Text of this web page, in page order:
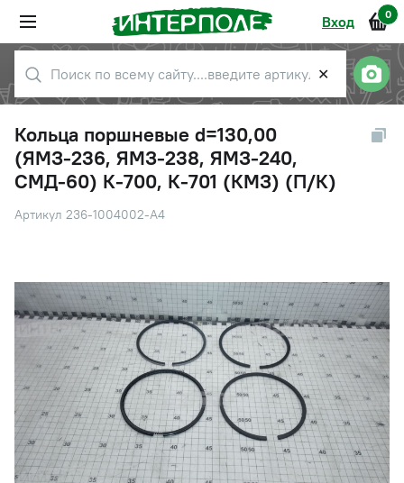
Вход 0
✕
Кольца поршневые d=130,00
(ЯМЗ-236, ЯМЗ-238, ЯМЗ-240,
СМД-60) К-700, К-701 (КМЗ) (П/К)
Артикул 236-1004002-А4